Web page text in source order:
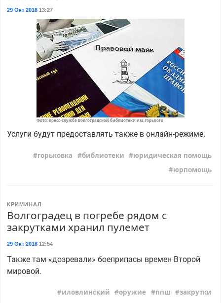
29 Окт 201813:27
Фото: пресс-служба Волгоградской библиотеки им. Горького
Услуги будут предоставлять также в онлайн-режиме.
горьковка библиотеки
юридическая помощь
юрпомощь
КРИМИНАЛ
Волгоградец в погребе рядом с
закрутками хранил пулемет
29 Окт 201812:54
Также там «дозревали» боеприпасы времен Второй
мировой.
иловлинский оружие ппш закрутки